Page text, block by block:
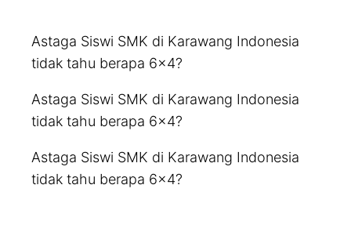
Astaga Siswi SMK di Karawang Indonesia
tidak tahu berapa 6×4?
Astaga Siswi SMK di Karawang Indonesia
tidak tahu berapa 6×4?
Astaga Siswi SMK di Karawang Indonesia
tidak tahu berapa 6×4?